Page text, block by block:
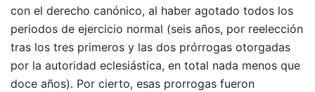
con el derecho canónico, al haber agotado todos los
periodos de ejercicio normal (seis años, por reelección
tras los tres primeros y las dos prórrogas otorgadas
por la autoridad eclesiástica, en total nada menos que
doce años). Por cierto, esas prorrogas fueron